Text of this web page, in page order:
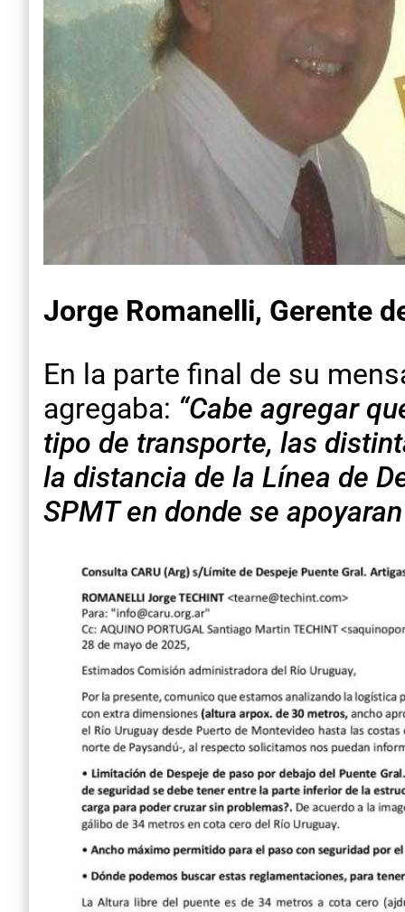
Jorge Romanelli, Gerente
En la parte final de su
agregaba: “Cabe agregar
tipo de transporte, las
la distancia de la Línea de
SPMT en donde se